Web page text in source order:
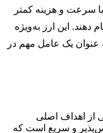
سرعت و هزینه کمتر
دهند. این ارز به‌ویژه
عنوان یک عامل مهم در
از اهداف اصلی
و سریع است که